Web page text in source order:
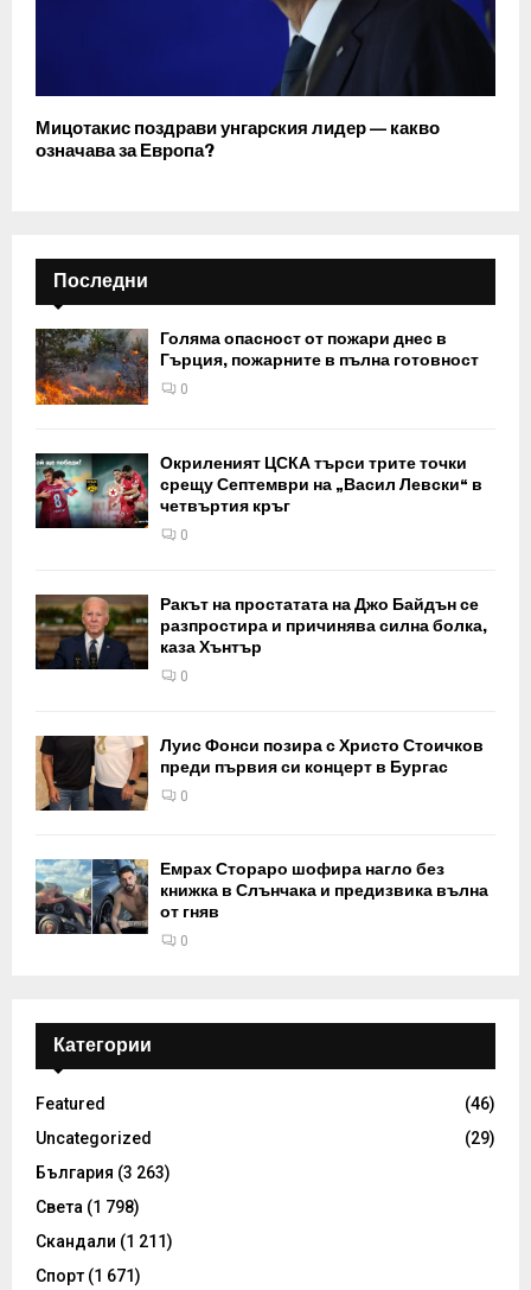
Мицотакис поздрави унгарския лидер — какво
означава за Европа?
Последни
Голяма опасност от пожари днес в
Гърция, пожарните в пълна готовност
0
Окриленият ЦСКА търси трите точки
срещу Септември на „Васил Левски“ в
четвъртия кръг
0
Ракът на простатата на Джо Байдън се
разпростира и причинява силна болка,
каза Хънтър
0
Луис Фонси позира с Христо Стоичков
преди първия си концерт в Бургас
0
Емрах Стораро шофира нагло без
книжка в Слънчака и предизвика вълна
от гняв
0
Категории
Featured
(46)
Uncategorized
(29)
България (3 263)
Света (1 798)
Скандали (1 211)
Спорт (1 671)